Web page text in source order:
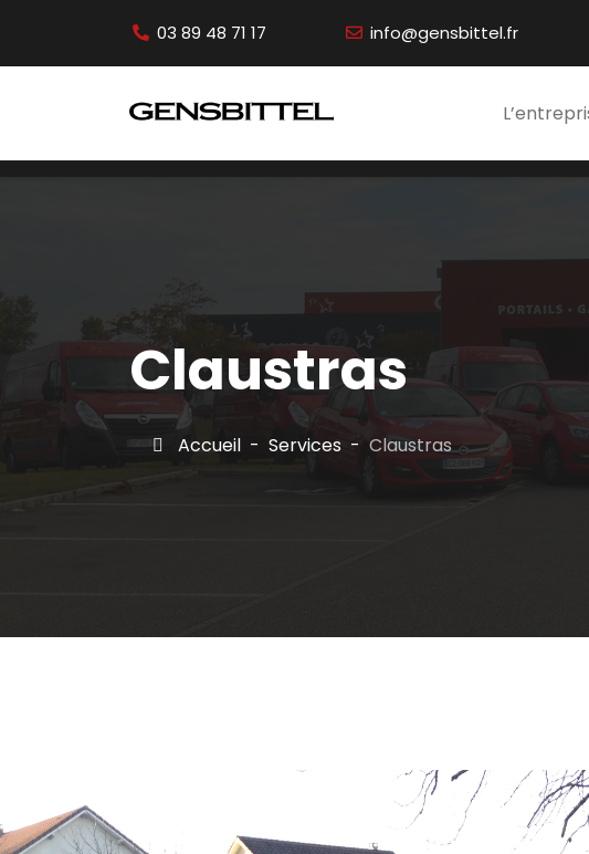
03 89 48 71 17 info@gensbittel.fr
Claustras
Accueil Services Claustras